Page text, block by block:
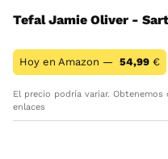
Tefal Jamie Oliver -
Hoy en Amazon — 54,99 €
El precio podría variar.
enlaces